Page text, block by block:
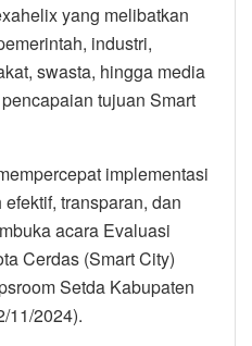
yang melibatkan
industri,
swasta, hingga media
tujuan Smart
implementasi
transparan, dan
acara Evaluasi
Cerdas (Smart City)
Setda Kabupaten
11/2024).